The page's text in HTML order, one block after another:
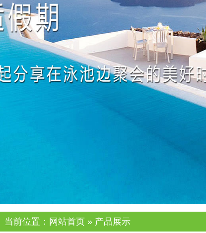
当前位置： 网站首页 » 产品展示